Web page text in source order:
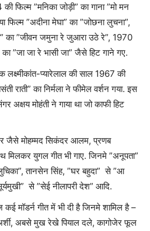
फिल्म ”मनिका जोड़ी” का गाना ”मो मन
फिल्म ”अदीना मेघा” का ”जोछना लुचना”,
का ”जीवन जमुना रे जुआरा उठे रे”, 1970
”जा जा रे भासी जा” जैसे हिट गाने गए.
लक्ष्मीकांत-प्यारेलाल की साल 1967 की
राती” का निर्मला ने फीमेल वर्शन गया. इस
अक्षय मोहंती ने गाया था जो काफी हिट
जैसे मोहम्मद सिकंदर आलम, प्रणब
मिलकर युगल गीत भी गाए. जिनमे ”अनूपता”
तानसेन सिंह, ”घर बहुदा” से ”आ
से ”सेई नीलापरी देश” आदि.
कई मॉडर्न गीत में भी दी है जिनमे शामिल है –
अबसे मुख रेखे पियाल दले, कागोजेर फूल